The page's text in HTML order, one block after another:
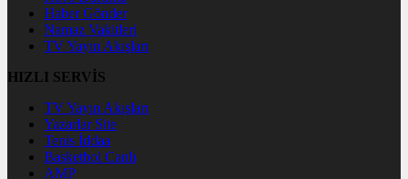
Haber Gönder
Namaz Vakitleri
TV Yayın Akışları
HIZLI SERVİS
TV Yayın Akışları
Yazarlar Site
Tenis İddaa
Basketbol Canlı
AMP